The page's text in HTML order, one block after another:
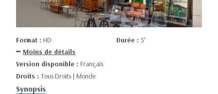
Format : HD Durée : 5’
Moins de détails
Version disponible : Français
Droits : Tous Droits | Monde
Synopsis